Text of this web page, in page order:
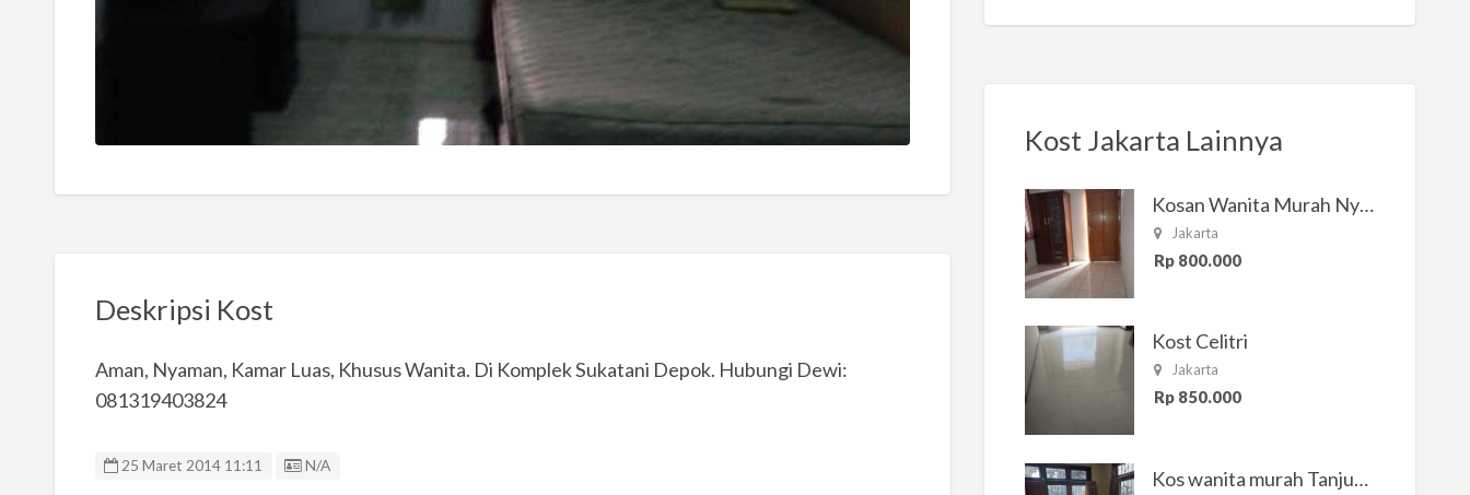
Deskripsi Kost
Aman, Nyaman, Kamar Luas, Khusus Wanita. Di Komplek Sukatani Depok. Hubungi Dewi:
081319403824
25 Maret 2014 11:11 Listing ID
N/A
Kost Jakarta Lainnya
Kosan Wanita Murah Nyaman di Jakarta Selatan
Jakarta
Rp 800.000
Kost Celitri
Jakarta
Rp 850.000
Kos wanita murah Tanjung Duren Jakarta Barat